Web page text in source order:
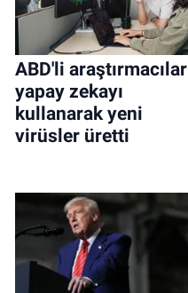
ABD'li araştırmacılar
yapay zekayı
kullanarak yeni
virüsler üretti